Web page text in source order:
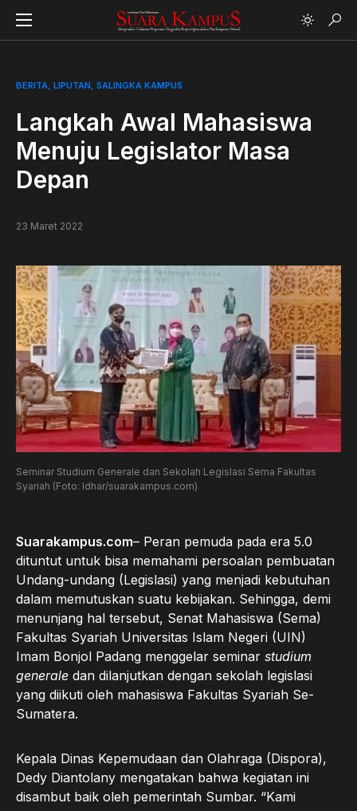
BERITA LIPUTAN SALINGKA KAMPUS
Langkah Awal Mahasiswa
Menuju Legislator Masa
Depan
23 Maret 2022
Seminar Studium Generale dan Sekolah Legislasi Sema Fakultas
Syariah (Foto: Idhar/suarakampus.com)
Suarakampus.com– Peran pemuda pada era 5.0
dituntut untuk bisa memahami persoalan pembuatan
Undang-undang (Legislasi) yang menjadi kebutuhan
dalam memutuskan suatu kebijakan. Sehingga, demi
menunjang hal tersebut, Senat Mahasiswa (Sema)
Fakultas Syariah Universitas Islam Negeri (UIN)
Imam Bonjol Padang menggelar seminar studium
generale dan dilanjutkan dengan sekolah legislasi
yang diikuti oleh mahasiswa Fakultas Syariah Se-
Sumatera.
Kepala Dinas Kepemudaan dan Olahraga (Dispora),
Dedy Diantolany mengatakan bahwa kegiatan ini
disambut baik oleh pemerintah Sumbar. “Kami